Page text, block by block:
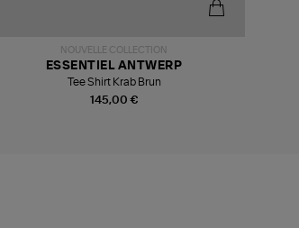
NOUVELLE COLLECTION
145,00 €
ESSENTIEL ANTWERP
Tee Shirt Krab Brun